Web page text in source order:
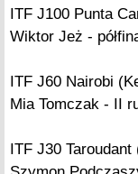
ITF J100 Punta
Wiktor Jeż -
ITF J60 Nairobi
Mia Tomczak - II
ITF J30 Taroudant